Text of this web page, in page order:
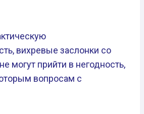
вихревые заслонки со
могут прийти в негодность,
вопросам с